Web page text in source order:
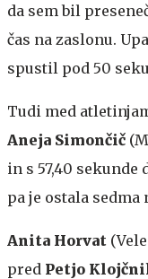
da sem bil
čas na zaslonu.
spustil pod 50
Tudi med
Aneja Simončič
in s 57,40 sekunde
pa je ostala
Anita Horvat
pred Petjo